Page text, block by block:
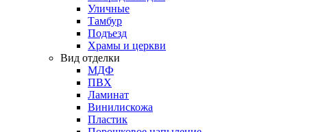
Уличные
Тамбур
Подъезд
Храмы и церкви
Вид отделки
МДФ
ПВХ
Ламинат
Винилискожа
Пластик